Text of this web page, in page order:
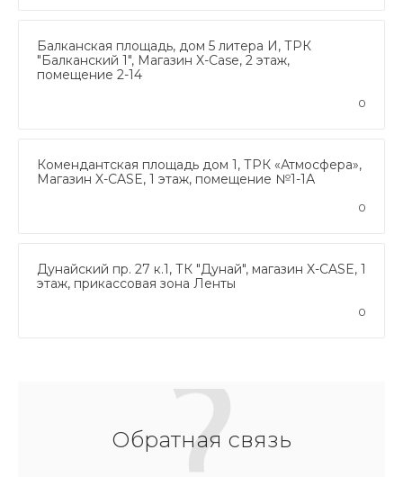
Балканская площадь, дом 5 литера И, ТРК
"Балканский 1", Магазин X-Case, 2 этаж,
помещение 2-14
0
Комендантская площадь дом 1, ТРК «Атмосфера»,
Магазин X-CASE, 1 этаж, помещение №1-1А
0
Дунайский пр. 27 к.1, ТК "Дунай", магазин X-CASE, 1
этаж, прикассовая зона Ленты
0
Обратная связь